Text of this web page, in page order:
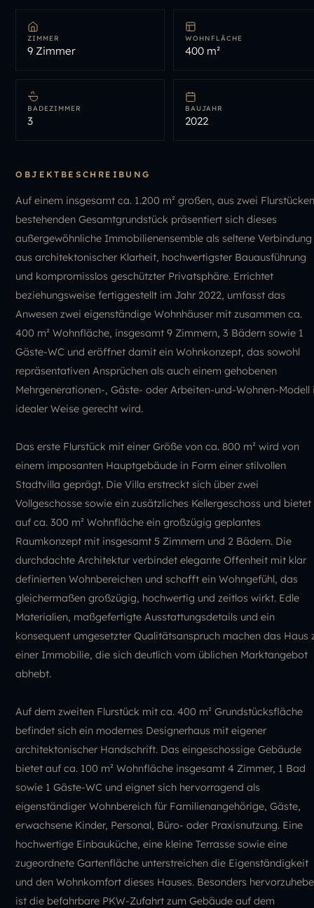
ZIMMER
9 Zimmer
WOHNFLÄCHE
400 m²
BADEZIMMER
3
BAUJAHR
2022
OBJEKTBESCHREIBUNG
Auf einem insgesamt ca. 1.200 m² großen, aus zwei
bestehenden Gesamtgrundstück präsentiert sich dieses
außergewöhnliche Immobilienensemble als seltene Verbindung
aus architektonischer Klarheit, hochwertigster Bauausführung
und kompromisslos geschützter Privatsphäre. Errichtet
beziehungsweise fertiggestellt im Jahr 2022, umfasst das
Anwesen zwei eigenständige Wohnhäuser mit zusammen ca.
400 m² Wohnfläche, insgesamt 9 Zimmern, 3 Bädern sowie 1
Gäste-WC und eröffnet damit ein Wohnkonzept, das sowohl
repräsentativen Ansprüchen als auch einem gehobenen
Mehrgenerationen-, Gäste- oder Arbeiten-und-Wohnen-Modell
idealer Weise gerecht wird.
Das erste Flurstück mit einer Größe von ca. 800 m² wird von
einem imposanten Hauptgebäude in Form einer stilvollen
Stadtvilla geprägt. Die Villa erstreckt sich über zwei
Vollgeschosse sowie ein zusätzliches Kellergeschoss und bietet
auf ca. 300 m² Wohnfläche ein großzügig geplantes
Raumkonzept mit insgesamt 5 Zimmern und 2 Bädern. Die
durchdachte Architektur verbindet elegante Offenheit mit klar
definierten Wohnbereichen und schafft ein Wohngefühl, das
gleichermaßen großzügig, hochwertig und zeitlos wirkt. Edle
Materialien, maßgefertigte Ausstattungsdetails und ein
konsequent umgesetzter Qualitätsanspruch machen das Haus
einer Immobilie, die sich deutlich vom üblichen Marktangebot
abhebt.
Auf dem zweiten Flurstück mit ca. 400 m² Grundstücksfläche
befindet sich ein modernes Designerhaus mit eigener
architektonischer Handschrift. Das eingeschossige Gebäude
bietet auf ca. 100 m² Wohnfläche insgesamt 4 Zimmer, 1 Bad
sowie 1 Gäste-WC und eignet sich hervorragend als
eigenständiger Wohnbereich für Familienangehörige, Gäste,
erwachsene Kinder, Personal, Büro- oder Praxisnutzung. Eine
hochwertige Einbauküche, eine kleine Terrasse sowie eine
zugeordnete Gartenfläche unterstreichen die Eigenständigkeit
und den Wohnkomfort dieses Hauses. Besonders
ist die befahrbare PKW-Zufahrt zum Gebäude auf dem